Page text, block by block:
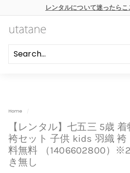
へ
ス
レンタルについて迷ったらこ
u
a
e
Home
【レンタル】七五三 5歳
袴セット 子供 kids 羽織 袴
料無料 （1406602800）
き無し